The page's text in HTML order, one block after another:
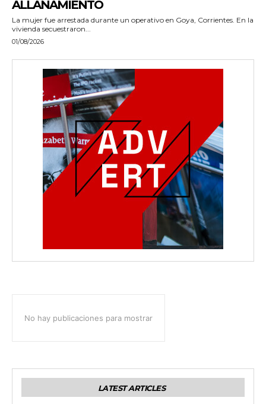
ALLANAMIENTO
La mujer fue arrestada durante un operativo en Goya, Corrientes. En la
vivienda secuestraron...
01/08/2026
No hay publicaciones para mostrar
LATEST ARTICLES